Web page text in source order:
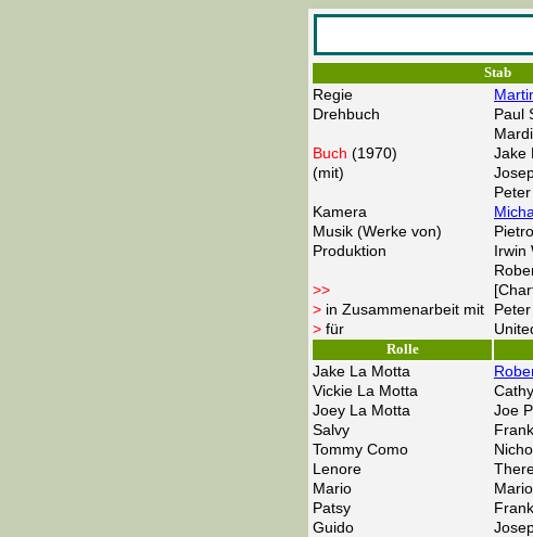
Stab
Regie
Drehbuch
Paul
Buch (1970)
Jake
(mit)
Kamera
Musik (Werke von)
Produktion
Irwin
>>
> in Zusammenarbeit mit
> für
Rolle
Jake La Motta
Vickie La Motta
Joey La Motta
Joe
Salvy
Tommy Como
Lenore
Mario
Patsy
Guido